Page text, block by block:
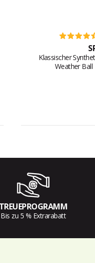
Klassischer
Weather
TREUEPROGRAMM
Bis zu 5 % Extrarabatt